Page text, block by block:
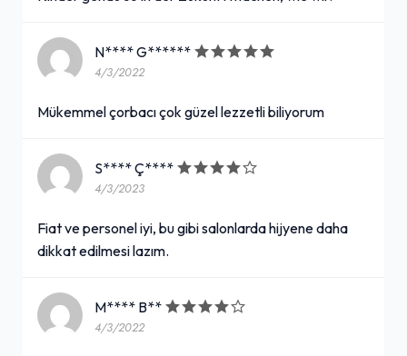
N**** G******
4/3/2022
Mükemmel çorbacı çok güzel lezzetli biliyorum
S**** Ç****
4/3/2023
Fiat ve personel iyi, bu gibi salonlarda hijyene daha
dikkat edilmesi lazım.
M**** B**
4/3/2022